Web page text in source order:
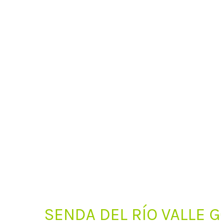
SENDA DEL RÍO VALLE